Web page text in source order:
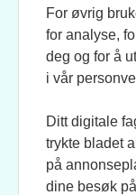
MAREN
LØVÅS,
TELLEF
For øvrig
for analyse,
deg og for å
i vår
Ditt digitale
trykte bladet
på
dine besøk